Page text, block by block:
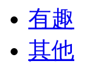
有趣
其他